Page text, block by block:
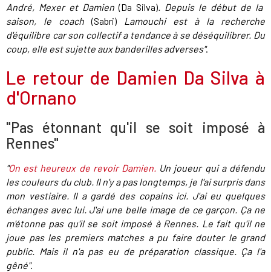
André, Mexer et Damien(Da Silva). Depuis le début de la
saison, le coach(Sabri) Lamouchi est à la recherche
d'équilibre car son collectif a tendance à se déséquilibrer. Du
coup, elle est sujette aux banderilles adverses".
Le retour de Damien Da Silva à
d'Ornano
"Pas étonnant qu'il se soit imposé à
Rennes"
"On est heureux de revoir Damien. Un joueur qui a défendu
les couleurs du club. Il n'y a pas longtemps, je l'ai surpris dans
mon vestiaire. Il a gardé des copains ici. J'ai eu quelques
échanges avec lui. J'ai une belle image de ce garçon. Ça ne
m'étonne pas qu'il se soit imposé à Rennes. Le fait qu'il ne
joue pas les premiers matches a pu faire douter le grand
public. Mais il n'a pas eu de préparation classique. Ça l'a
gêné".